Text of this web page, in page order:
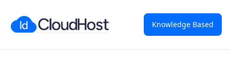
Knowledge Based